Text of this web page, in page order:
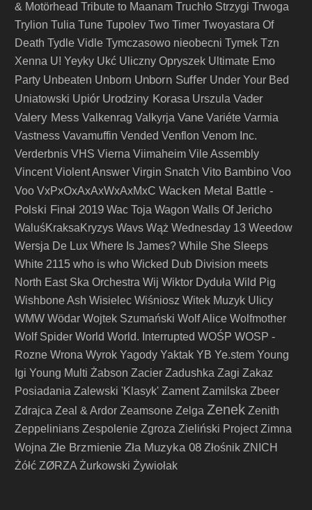
& Motörhead Tribute to Maanam Truchło Strzygi Trwoga
Trylion Tulia Tune Tupolev Two Timer Twoyastara Of
Death Tydle Vidle Tymczasowo nieobecni Tymek Tzn
Xenna U! Yeyky Ukć Uliczny Opryszek Ultimate Emo
Party Unbeaten Unborn Unborn Suffer Under Your Bed
Uniatowski Upiór Urodziny Korasa Urszula Vader
Valery Mess Valkenrag Valkyrja Vane Variéte Varmia
Vastness Vavamuffin Vended Venflon Venom Inc.
Verderbnis VHS Vierna Viimaheim Vile Assembly
Vincent Violent Answer Virgin Snatch Vito Bambino Voo
Voo VxPxOxAxAxWxAxMxC Wacken Metal Battle -
Polski Finał 2019 Wac Toja Wagon Walls Of Jericho
WaluśKraksaKryzys Wavs Wąż Wednesday 13 Weedow
Wersja De Lux Where Is James? While She Sleeps
White 2115 who is who Wicked Dub Division meets
North East Ska Orchestra Wij Wiktor Dyduła Wild Pig
Wishbone Ash Wisielec Wiśniosz Witek Muzyk Ulicy
WMW Wödar Wojtek Szumański Wolf Alice Wolfmother
Wolf Spider World World. Interrupted WOŚP WOSP -
Rozne Wrona Wyrok Yagody Yaktak YB Ye.stem Young
Igi Young Multi Żabson Zacier Zadushka Zagi Zakaz
Posiadania Zalewski 'Klasyk' Zament Zamilska Zbeer
Zdrajca Zeal & Ardor Zeamsone Zelga Zenek Zenith
Zeppelinians Zespolenie Zgroza Zieliński Project Zimna
Wojna Złe Brzmienie Zła Muzyka 08 Złośnik ZNICH
Żółć ZØRZA Żurkowski Żywiołak